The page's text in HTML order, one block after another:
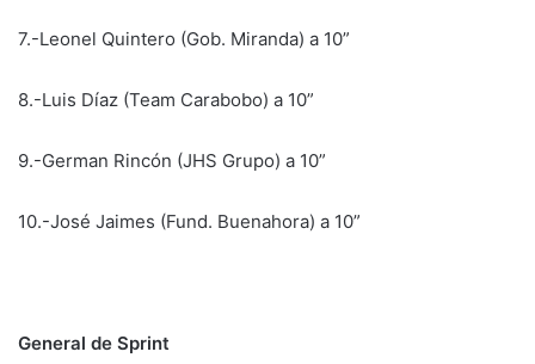
7.-Leonel Quintero (Gob. Miranda) a 10”
8.-Luis Díaz (Team Carabobo) a 10”
9.-German Rincón (JHS Grupo) a 10”
10.-José Jaimes (Fund. Buenahora) a 10”
General de Sprint